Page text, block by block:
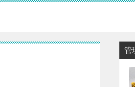
管